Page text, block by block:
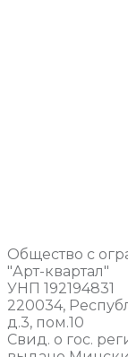
Общество с
"Арт-квартал"
УНП 192194831
220034,
д.3, пом.10
Свид. о гос.